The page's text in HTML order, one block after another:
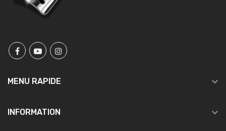
MENU RAPIDE 
INFORMATION 